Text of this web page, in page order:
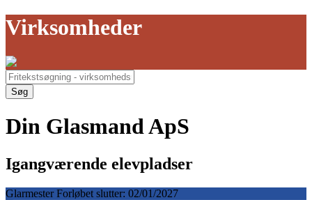
Virksomheder
Søg
Din Glasmand ApS
Igangværende elevpladser
Glarmester Forløbet slutter: 02/01/2027